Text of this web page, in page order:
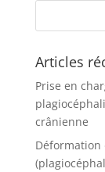
Articles
Prise en
crânienne
Déformation